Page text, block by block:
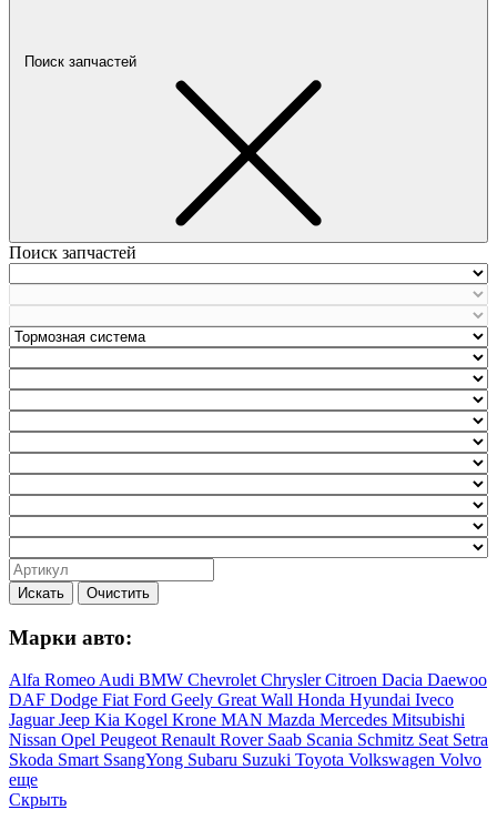
Поиск запчастей
Поиск запчастей
Искать Очистить
Марки авто:
Alfa Romeo Audi BMW Chevrolet ChryslerCitroen Dacia Daewoo
DAF Dodge Fiat Ford Geely Great Wall Honda Hyundai Iveco
JaguarJeep Kia Kogel Krone MAN Mazda Mercedes Mitsubishi
Nissan Opel Peugeot Renault Rover Saab Scania Schmitz Seat Setra
Skoda Smart SsangYong Subaru Suzuki Toyota Volkswagen Volvo
еще
Скрыть